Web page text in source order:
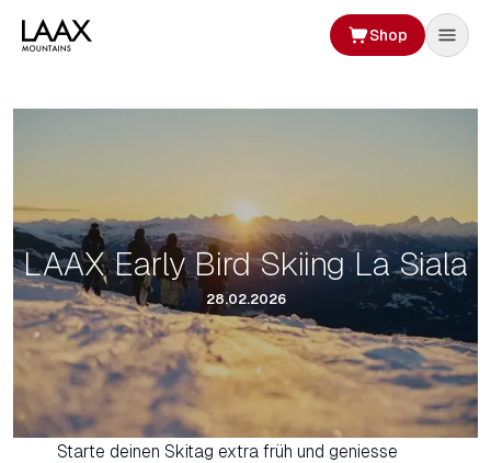
Shop
LAAX Early Bird Skiing La Siala
28.02.2026
Starte deinen Skitag extra früh und geniesse